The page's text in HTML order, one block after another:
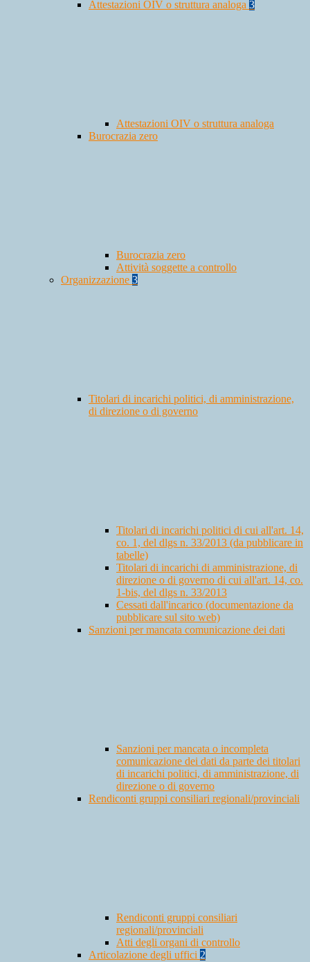
Attestazioni OIV o struttura analoga 3
Attestazioni OIV o struttura analoga
Burocrazia zero
Burocrazia zero
Attività soggette a controllo
Organizzazione 3
Titolari di incarichi politici, di amministrazione,
di direzione o di governo
Titolari di incarichi politici di cui all'art. 14,
co. 1, del dlgs n. 33/2013 (da pubblicare in
tabelle)
Titolari di incarichi di amministrazione, di
direzione o di governo di cui all'art. 14, co.
1-bis, del dlgs n. 33/2013
Cessati dall'incarico (documentazione da
pubblicare sul sito web)
Sanzioni per mancata comunicazione dei dati
Sanzioni per mancata o incompleta
comunicazione dei dati da parte dei titolari
di incarichi politici, di amministrazione, di
direzione o di governo
Rendiconti gruppi consiliari regionali/provinciali
Rendiconti gruppi consiliari
regionali/provinciali
Atti degli organi di controllo
Articolazione degli uffici 2